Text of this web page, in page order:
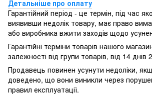
Детальніше про оплату
Гарантійний період - це термін, під час
виявивши недолік товару, має право
або виробника вжити заходів щодо
Гарантійні терміни товарів нашого
залежності від групи товарів, від 14 днів
Продавець повинен усунути недоліки,
доведено, що вони виникли через
правил експлуатації.